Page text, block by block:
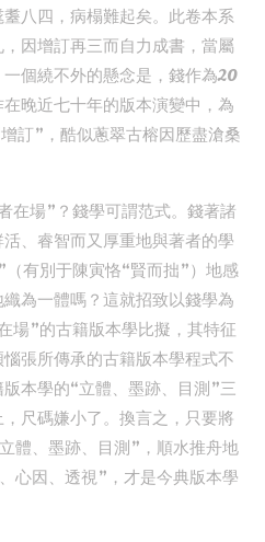
八四，病榻難起矣。此卷本系
因增訂再三而自力成書，當屬
個繞不外的懸念是，錢作為20
晚近七十年的版本演變中，為
訂”，酷似蔥翠古榕因歷盡滄桑
在場”？錢學可謂范式。錢著諸
、睿智而又厚重地與著者的學
有別于陳寅恪“賢而拙”）地感
為一體嗎？這就招致以錢學為
場”的古籍版本學比擬，其特征
張所傳承的古籍版本學程式不
本學的“立體、墨跡、目測”三
尺碼嫌小了。換言之，只要將
體、墨跡、目測”，順水推舟地
心因、透視”，才是今典版本學